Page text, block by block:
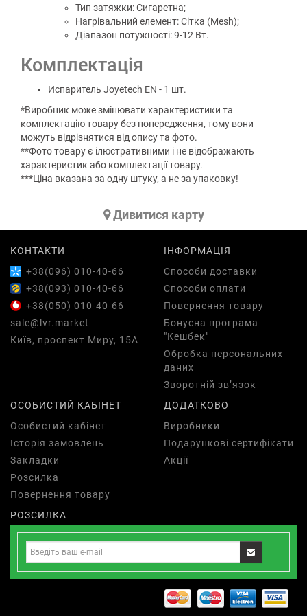
Тип затяжки: Сигаретна;
Нагрівальний елемент: Сітка (Mesh);
Діапазон потужності: 9-12 Вт.
Комплектація
Испаритель Joyetech EN - 1 шт.
*Виробник може змінювати характеристики та
комплектацію товару без попередження, тому вони
можуть відрізнятися від опису та фото.
**Фото товару є ілюстративними і не відображають
характеристик або комплектації товару.
***Ціна вказана за одну штуку, а не за упаковку!
Дивитися карту
КОНТАКТИ
+38(096) 010-40-66
+38(093) 010-40-66
+38(050) 010-40-66
sale@lvr.market
Київ, проспект Миру, 15А
ІНФОРМАЦІЯ
Способи доставки
Способи оплати
Повернення товару
Бонусна програма
"Кешбек"
Обробка персональних
даних
Зворотній зв’язок
ОСОБИСТИЙ КАБІНЕТ
Особистий кабінет
Історія замовлень
Закладки
Розсилка
Повернення товару
ДОДАТКОВО
Виробники
Подарункові сертифікати
Акції
РОЗСИЛКА